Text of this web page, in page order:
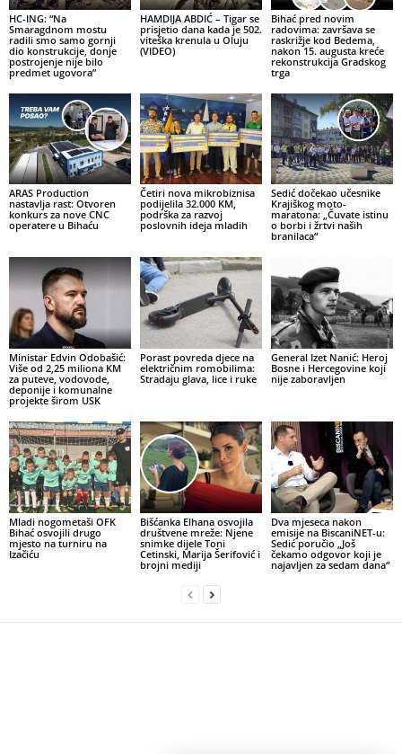
HC-ING: “Na
Smaragdnom mostu
radili smo samo gornji
dio konstrukcije, donje
postrojenje nije bilo
predmet ugovora”
HAMDIJA ABDIĆ – Tigar se
prisjetio dana kada je 502.
viteška krenula u Oluju
(VIDEO)
Bihać pred novim
radovima: završava se
raskrižje kod Bedema,
nakon 15. augusta kreće
rekonstrukcija Gradskog
trga
ARAS Production
nastavlja rast: Otvoren
konkurs za nove CNC
operatere u Bihaću
Četiri nova mikrobiznisa
podijelila 32.000 KM,
podrška za razvoj
poslovnih ideja mladih
Sedić dočekao učesnike
Krajiškog moto-
maratona: „Čuvate istinu
o borbi i žrtvi naših
branilaca“
Ministar Edvin Odobašić:
Više od 2,25 miliona KM
za puteve, vodovode,
deponije i komunalne
projekte širom USK
Porast povreda djece na
električnim romobilima:
Stradaju glava, lice i ruke
General Izet Nanić: Heroj
Bosne i Hercegovine koji
nije zaboravljen
Mladi nogometaši OFK
Bihać osvojili drugo
mjesto na turniru na
Izačiću
Bišćanka Elhana osvojila
društvene mreže: Njene
snimke dijele Toni
Cetinski, Marija Šerifović i
brojni mediji
Dva mjeseca nakon
emisije na BiscaniNET-u:
Sedić poručio „Još
čekamo odgovor koji je
najavljen za sedam dana“